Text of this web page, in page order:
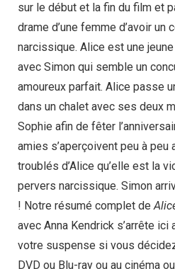
sur le début et la fin du film et
drame d’une femme d’avoir un
narcissique. Alice est une
avec Simon qui semble un
amoureux parfait. Alice passe
dans un chalet avec ses deux
Sophie afin de fêter
amies s’aperçoivent peu à
troublés d’Alice qu’elle est la
pervers narcissique. Simon
! Notre résumé complet de
avec Anna Kendrick s’arrête ici
votre suspense si vous
DVD ou Blu-ray ou au cinéma